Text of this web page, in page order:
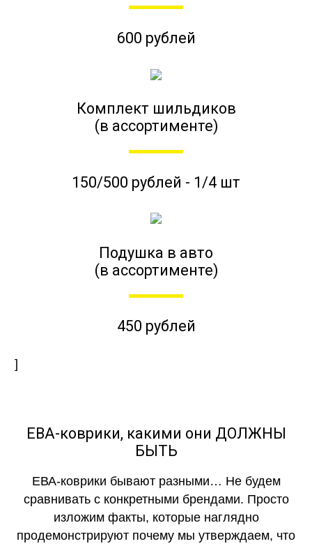
600 рублей
Комплект шильдиков
(в ассортименте)
150/500 рублей - 1/4 шт
Подушка в авто
(в ассортименте)
450 рублей
]
ЕВА-коврики, какими они ДОЛЖНЫ
БЫТЬ
ЕВА-коврики бывают разными… Не будем
сравнивать с конкретными брендами. Просто
изложим факты, которые наглядно
продемонстрируют почему мы утверждаем, что